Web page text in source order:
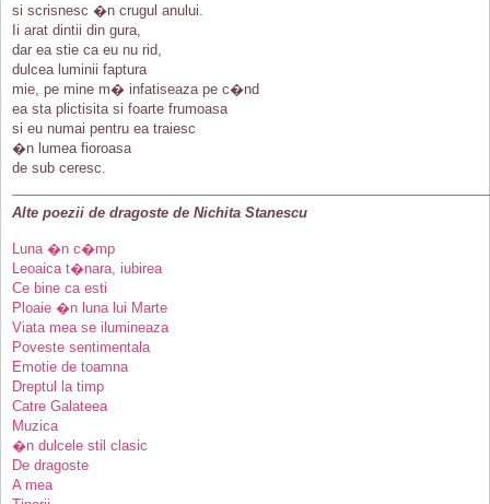
si scrisnesc �n crugul anului.
Ii arat dintii din gura,
dar ea stie ca eu nu rid,
dulcea luminii faptura
mie, pe mine m� infatiseaza pe c�nd
ea sta plictisita si foarte frumoasa
si eu numai pentru ea traiesc
�n lumea fioroasa
de sub ceresc.
Alte poezii de dragoste de Nichita Stanescu
Luna �n c�mp
Leoaica t�nara, iubirea
Ce bine ca esti
Ploaie �n luna lui Marte
Viata mea se ilumineaza
Poveste sentimentala
Emotie de toamna
Dreptul la timp
Catre Galateea
Muzica
�n dulcele stil clasic
De dragoste
A mea